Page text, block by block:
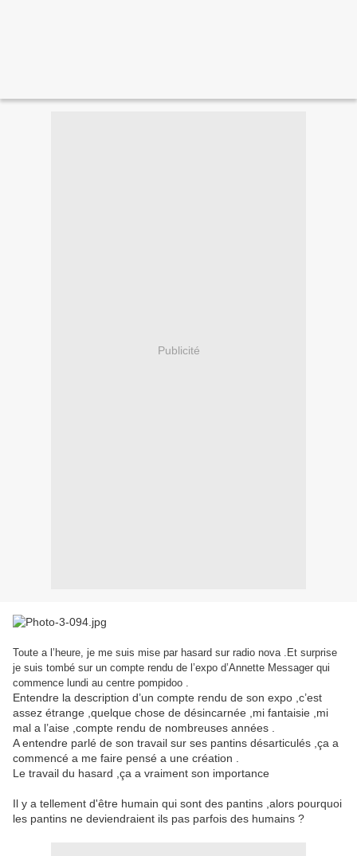
Publicité
Toute a l’heure, je me suis mise par hasard sur radio nova .Et surprise
je suis tombé sur un compte rendu de l’expo d’Annette Messager qui
commence lundi au centre pompidoo .
Entendre la description d’un compte rendu de son expo ,c’est
assez étrange ,quelque chose de désincarnée ,mi fantaisie ,mi
mal a l’aise ,compte rendu de nombreuses années .
A entendre parlé de son travail sur ses pantins désarticulés ,ça a
commencé a me faire pensé a une création .
Le travail du hasard ,ça a vraiment son importance
Il y a tellement d'être humain qui sont des pantins ,alors pourquoi
les pantins ne deviendraient ils pas parfois des humains ?